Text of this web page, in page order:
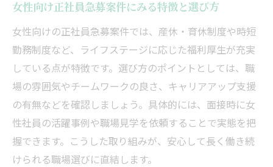
ト
女性向け福利厚生が充実した求人の特徴
春日井市で女性が安心して働ける環境を紹
介
正社員急募求人で女性が活躍できる職場と
は
キャリアチェンジを考える女性に春日井市
が人気の理由
女性向け正社員急募案件にみる特徴と選び方
女性向けの正社員急募案件では、産休・育休制度や時短
勤務制度など、ライフステージに応じた福利厚生が充実
している点が特徴です。選び方のポイントとしては、職
場の雰囲気やチームワークの良さ、キャリアアップ支援
の有無などを確認しましょう。具体的には、面接時に女
性社員の活躍事例や職場見学を依頼することで実態を把
握できます。こうした取り組みが、安心して長く働き続
けられる職場選びに直結します。